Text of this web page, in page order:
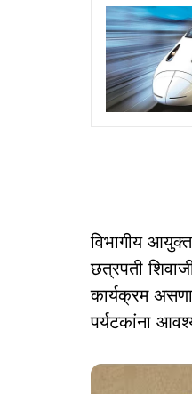
विभागीय
छत्रपती
कार्यक्रम
पर्यटकांना